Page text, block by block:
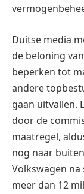
Duitse media
de beloning
beperken tot
andere
gaan uitvallen.
door de
maatregel,
nog naar
Volkswagen
meer dan 12